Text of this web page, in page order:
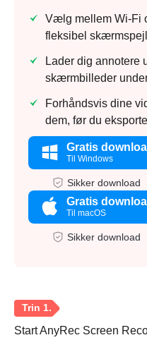
Vælg mellem Wi-Fi
fleksibel
Lader dig annotere
skærmbilleder
Forhåndsvis dine
dem, før du
Gratis
Til Windows
Sikker download
Gratis
Til macOS
Sikker download
Start AnyRec Screen